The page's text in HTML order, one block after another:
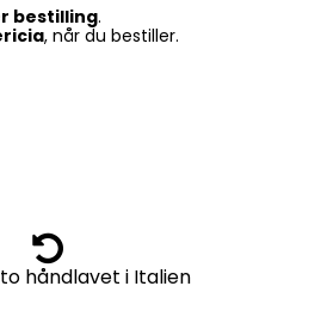
bestilling.
, når du bestiller.
håndlavet i Italien